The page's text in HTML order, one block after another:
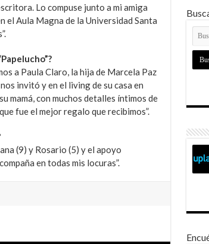
Lo compuse junto a mi amiga
el Aula Magna de la Universidad Santa
a Paula Claro, la hija de Marcela Paz
invitó y en el living de su casa en
mamá, con muchos detalles íntimos de
fue el mejor regalo que recibimos”.
(9) y Rosario (5) y el apoyo
en todas mis locuras”.